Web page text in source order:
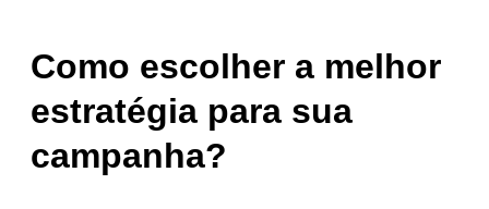
Como escolher a melhor
estratégia para sua
campanha?